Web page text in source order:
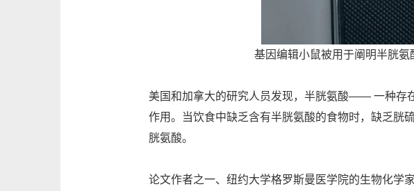
基因编辑小鼠被用于阐明半胱
美国和加拿大的研究人员发现，半胱氨酸—— 一种存
作用。当饮食中缺乏含有半胱氨酸的食物时，缺乏胱
胱氨酸。
论文作者之一、纽约大学格罗斯曼医学院的生物化学